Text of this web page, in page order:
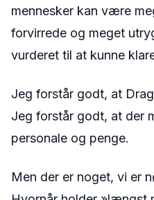
mennesker kan være
forvirrede og meget
vurderet til at kunne
Jeg forstår godt, at
Jeg forstår godt, at der
personale og penge.
Men der er noget, vi er